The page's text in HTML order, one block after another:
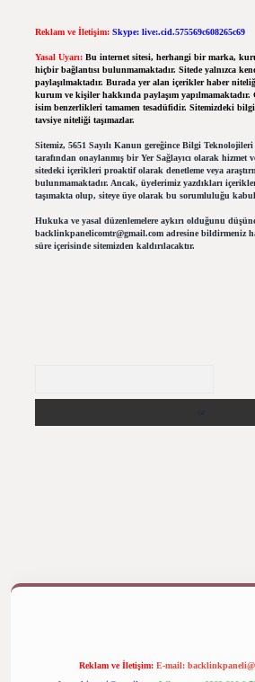
Reklam ve İletişim: Skype: live:.cid.575569c608265c69
Yasal Uyarı: Bu internet sitesi, herhangi bir marka,
hiçbir bağlantısı bulunmamaktadır. Sitede yalnızca
paylaşılmaktadır. Burada yer alan içerikler haber
kurum ve kişiler hakkında paylaşım
isim benzerlikleri tamamen tesadüfidir. Sitemizdeki
tavsiye niteliği taşımazlar.
Sitemiz, 5651 Sayılı Kanun gereğince Bilgi
tarafından onaylanmış bir Yer Sağlayıcı olarak hizmet
sitedeki içerikleri proaktif olarak denetleme veya
bulunmamaktadır. Ancak, üyelerimiz yazdıkları
taşımakta olup, siteye üye olarak bu sorumluluğu kabul
Hukuka ve yasal düzenlemelere aykırı olduğunu
backlinkpanelicomtr@gmail.comadresine bildirmeniz
süre içerisinde sitemizden kaldırılacaktır.
Reklam ve İletişim: E-mail: